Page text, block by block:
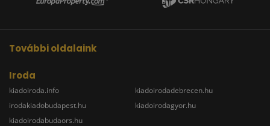
További oldalaink
Iroda
kiadoiroda.info
irodakiadobudapest.hu
kiadoirodabudaors.hu
kiadoirodadebrecen.hu
kiadoirodagyor.hu